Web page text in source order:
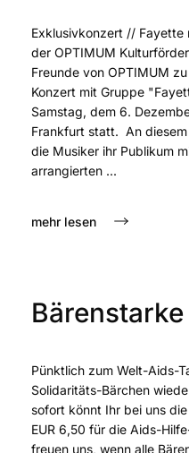
Exklusivkonzert // Fayette
der OPTIMUM
Freunde von OPTIMUM
Konzert mit Gruppe
Samstag, dem 6.
Frankfurt statt. An
die Musiker ihr Publikum
arrangierten ...
mehr lesen
Pünktlich zum Welt-Aids-
Solidaritäts-Bärchen
sofort könnt Ihr bei uns
EUR 6,50 für die Aids-
freuen uns, wenn alle